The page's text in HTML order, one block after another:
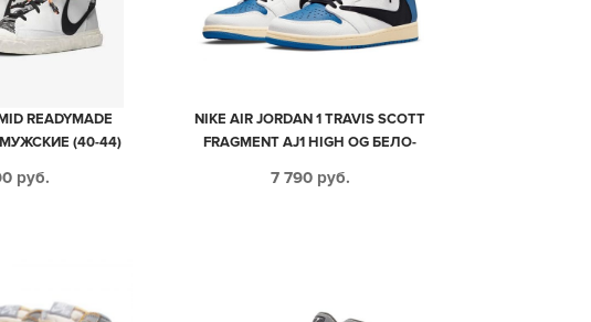
READYMADE
(40-44)
руб.
NIKE AIR JORDAN 1 TRAVIS SCOTT
FRAGMENT AJ1 HIGH OG БЕЛО-
МУЖСКИЕ (40-44)
7 790 руб.